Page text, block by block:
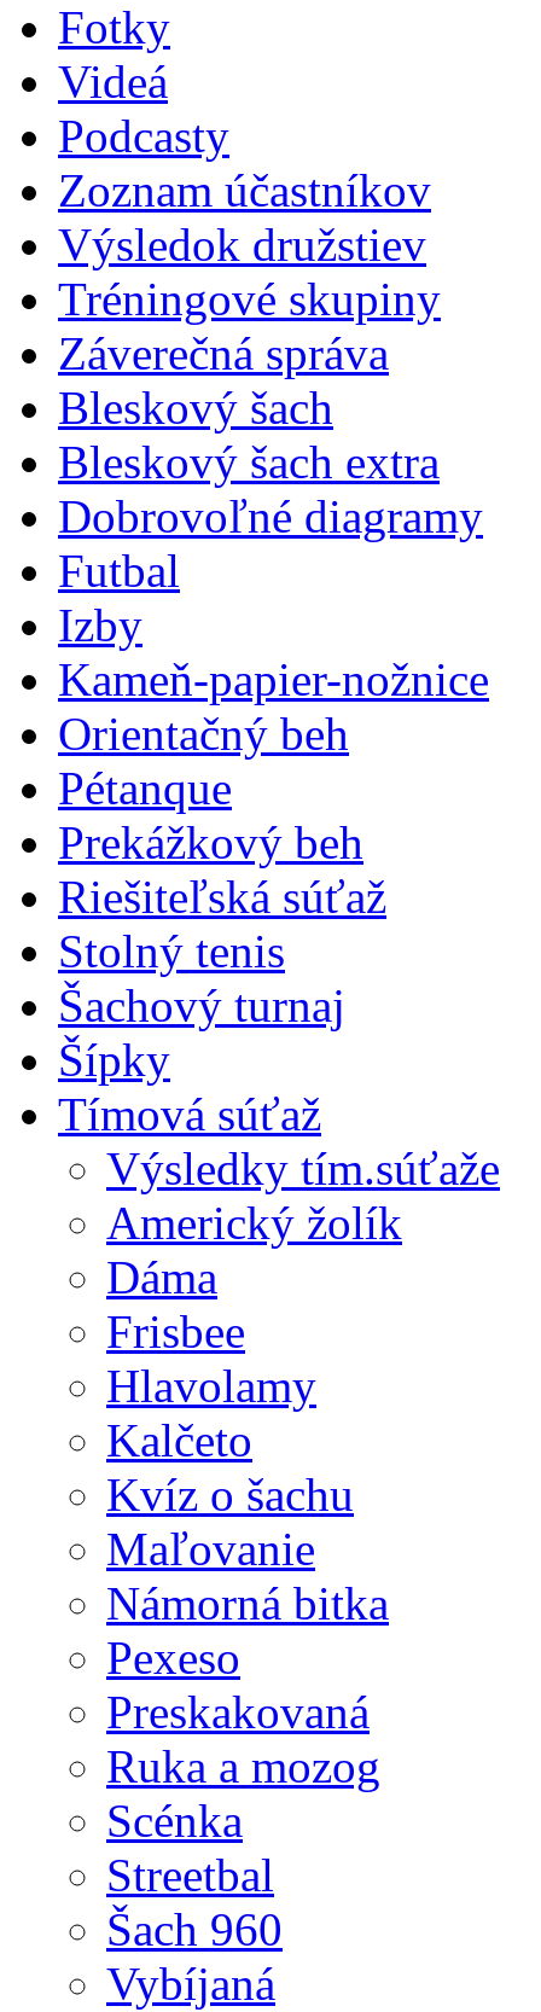
Fotky
Videá
Podcasty
Zoznam účastníkov
Výsledok družstiev
Tréningové skupiny
Záverečná správa
Bleskový šach
Bleskový šach extra
Dobrovoľné diagramy
Futbal
Izby
Kameň-papier-nožnice
Orientačný beh
Pétanque
Prekážkový beh
Riešiteľská súťaž
Stolný tenis
Šachový turnaj
Šípky
Tímová súťaž
Výsledky tím.súťaže
Americký žolík
Dáma
Frisbee
Hlavolamy
Kalčeto
Kvíz o šachu
Maľovanie
Námorná bitka
Pexeso
Preskakovaná
Ruka a mozog
Scénka
Streetbal
Šach 960
Vybíjaná